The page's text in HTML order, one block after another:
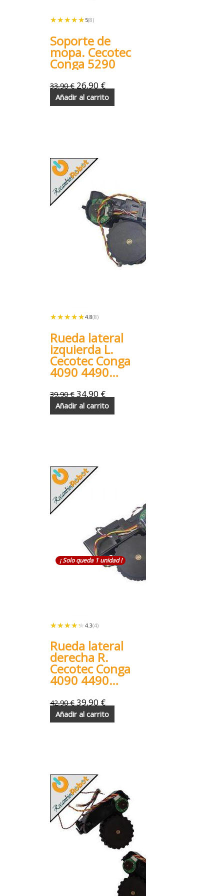
★★★★★
★★★★★ 5(8)
Soporte de
mopa. Cecotec
Conga 5290
33,90€ 26,90 €
Añadir al carrito
★★★★★
★★★★★ 4.8(8)
Rueda lateral
izquierda L.
Cecotec Conga
4090 4490
5490 6090
7090
39,90€ 34,90 €
Añadir al carrito
¡ Solo queda 1 unidad !
★★★★★
★★★★★ 4.3(4)
Rueda lateral
derecha R.
Cecotec Conga
4090 4490
5490 6090
7090
42,90€ 39,90 €
Añadir al carrito